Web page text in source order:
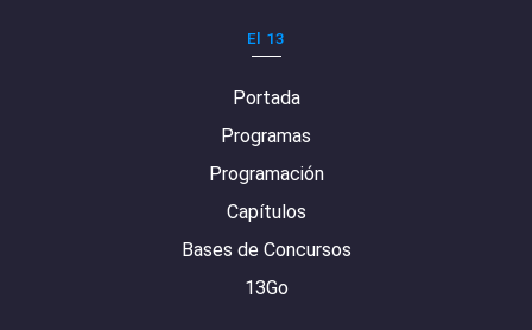
El 13
Portada
Programas
Programación
Capítulos
Bases de Concursos
13Go